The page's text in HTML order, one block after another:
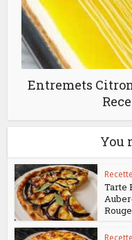
Entremets
You
Tarte